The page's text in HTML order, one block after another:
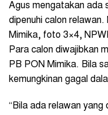
Agus mengatakan ada
dipenuhi calon
Mimika, foto 3×4,
Para calon diwajibkan
PB PON Mimika. Bila
kemungkinan gagal
“Bila ada relawan